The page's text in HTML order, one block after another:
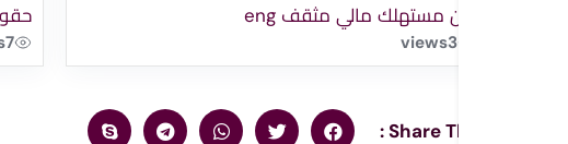
كن مستهلك مالي مثقف eng
3
views
7
Share This :